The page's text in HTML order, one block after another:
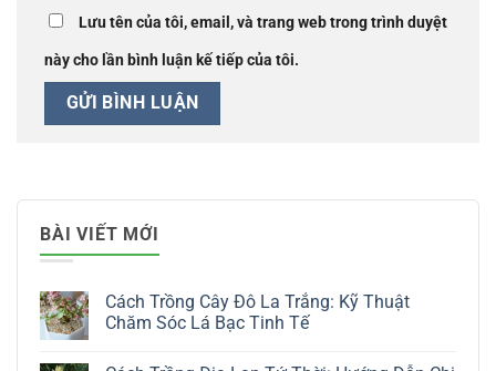
Lưu tên của tôi, email, và trang web trong trình duyệt
này cho lần bình luận kế tiếp của tôi.
BÀI VIẾT MỚI
Cách Trồng Cây Đô La Trắng: Kỹ Thuật
Chăm Sóc Lá Bạc Tinh Tế